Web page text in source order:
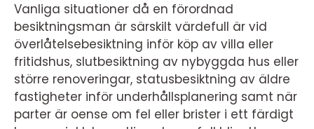
Vanliga situationer då en förordnad
besiktningsman är särskilt värdefull är vid
överlåtelsebesiktning inför köp av villa eller
fritidshus, slutbesiktning av nybyggda hus eller
större renoveringar, statusbesiktning av äldre
fastigheter inför underhållsplanering samt när
parter är oense om fel eller brister i ett färdigt